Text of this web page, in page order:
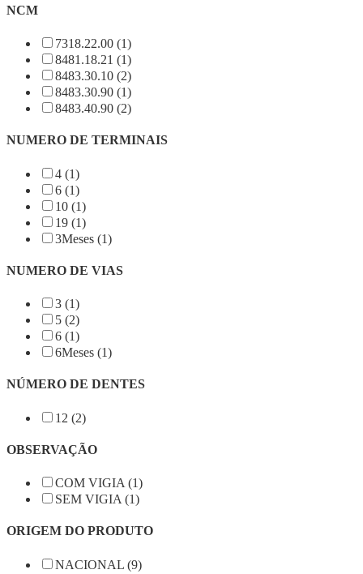
NCM
7318.22.00 (1)
8481.18.21 (1)
8483.30.10 (2)
8483.30.90 (1)
8483.40.90 (2)
NUMERO DE TERMINAIS
4 (1)
6 (1)
10 (1)
19 (1)
3Meses (1)
NUMERO DE VIAS
3 (1)
5 (2)
6 (1)
6Meses (1)
NÚMERO DE DENTES
12 (2)
OBSERVAÇÃO
COM VIGIA (1)
SEM VIGIA (1)
ORIGEM DO PRODUTO
NACIONAL (9)